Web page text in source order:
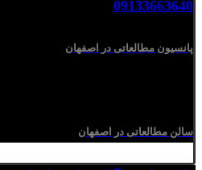
09133663640
پانسیون مطالعاتی در اصفهان
سالن مطالعاتی در اصفهان